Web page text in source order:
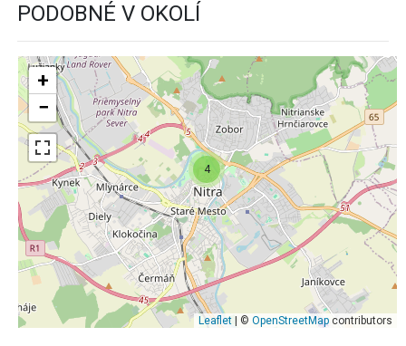
PODOBNÉ V OKOLÍ
4
+
−
Leaflet | © OpenStreetMap contributors